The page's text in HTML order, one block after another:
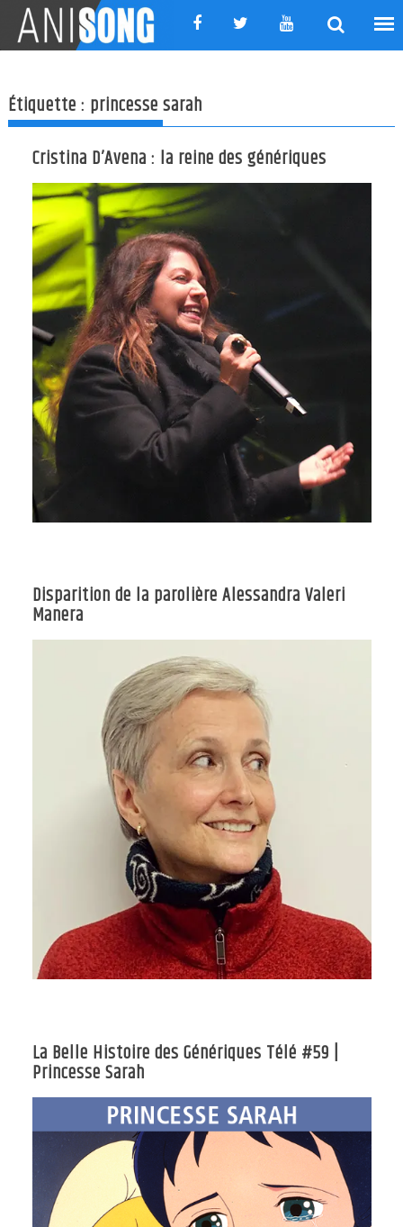
content
Étiquette : princesse sarah
Cristina D’Avena : la reine des génériques
Disparition de la parolière Alessandra Valeri
Manera
La Belle Histoire des Génériques Télé #59 |
Princesse Sarah